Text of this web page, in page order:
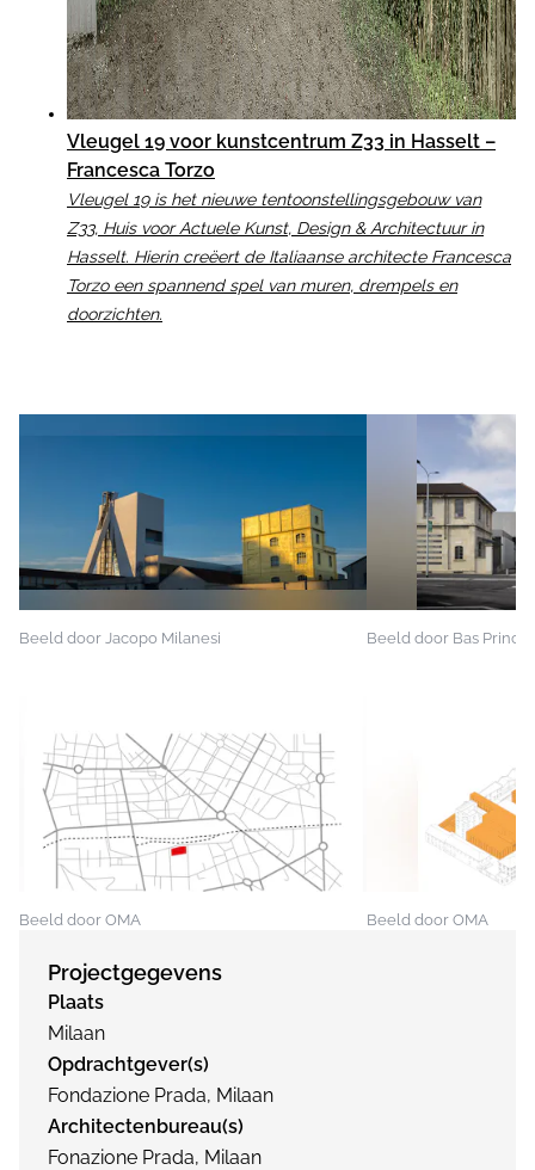
Vleugel 19 voor kunstcentrum Z33 in Hasselt –
Francesca Torzo
Vleugel 19 is het nieuwe tentoonstellingsgebouw van
Z33, Huis voor Actuele Kunst, Design & Architectuur in
Hasselt. Hierin creëert de Italiaanse architecte Francesca
Torzo een spannend spel van muren, drempels en
doorzichten.
Beeld door Jacopo Milanesi Beeld door Bas
Beeld door OMA Beeld door OMA
Projectgegevens
Plaats
Milaan
Opdrachtgever(s)
Fondazione Prada, Milaan
Architectenbureau(s)
Fonazione Prada, Milaan